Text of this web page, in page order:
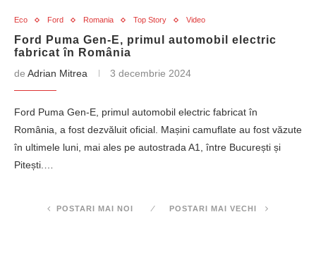
Eco Ford Romania Top Story Video
Ford Puma Gen-E, primul automobil electric
fabricat în România
de Adrian Mitrea 3 decembrie 2024
Ford Puma Gen-E, primul automobil electric fabricat în
România, a fost dezvăluit oficial. Mașini camuflate au fost văzute
în ultimele luni, mai ales pe autostrada A1, între București și
Pitești.…
POSTARI MAI NOI POSTARI MAI VECHI